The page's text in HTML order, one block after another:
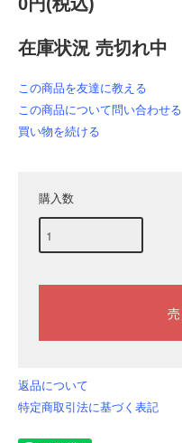
在庫状況 売切れ中
この商品を友達に教える
この商品について問い合わせる
買い物を続ける
購入数
返品について
特定商取引法に基づく表記